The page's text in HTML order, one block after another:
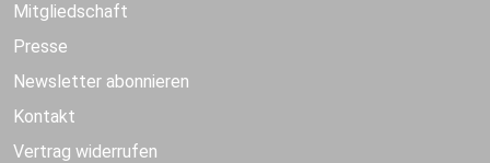
Mitgliedschaft
Presse
Newsletter abonnieren
Kontakt
Vertrag widerrufen